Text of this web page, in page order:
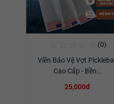
Xem chi tiết
(0)
Viền Bảo Vệ Vợt Pickleball
Cao Cấp - Bền…
25,000đ